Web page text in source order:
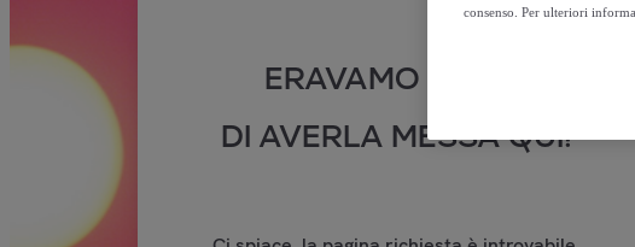
ERAVAMO SICURI
DI AVERLA MESSA QUI!
consenso. Per ulteriori